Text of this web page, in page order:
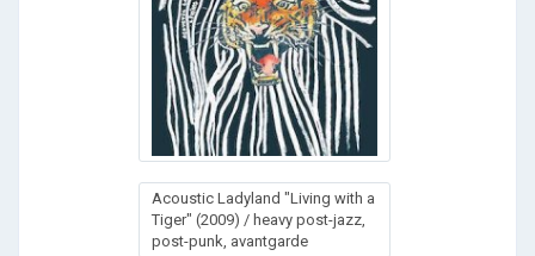
Acoustic Ladyland "Living with a
Tiger" (2009) / heavy post-jazz,
post-punk, avantgarde